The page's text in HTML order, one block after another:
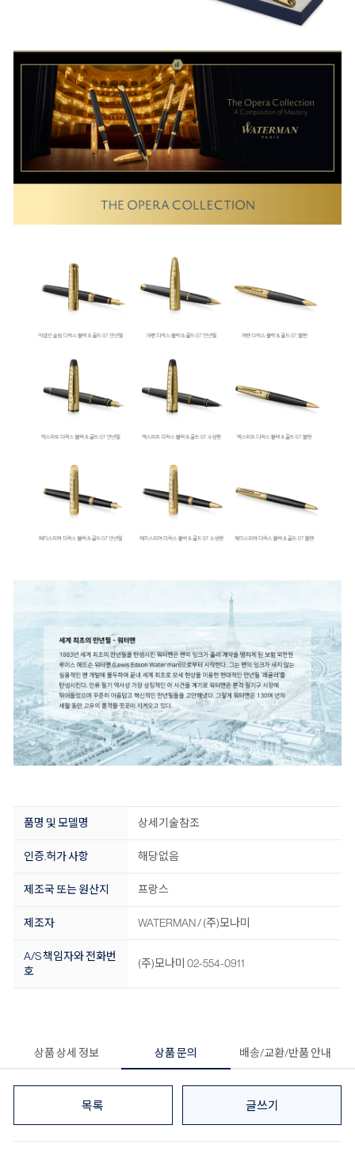
품명 및 모델명 상세기술참조
인증.허가 사항 해당없음
제조국 또는 원산지 프랑스
제조자 WATERMAN / (주)모나미
A/S 책임자와 전화번
호
(주)모나미 02-554-0911
상품 상세 정보 상품 문의 배송/교환/반품 안내
목록 글쓰기